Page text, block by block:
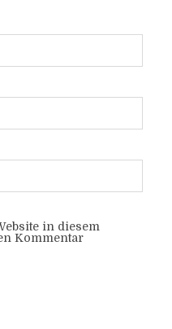
in diesem
Kommentar